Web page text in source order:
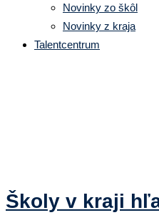
Novinky zo škôl
Novinky z kraja
Talentcentrum
Školy v kraji